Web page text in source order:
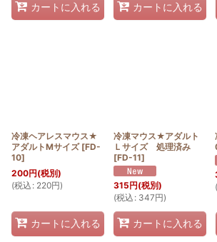
カートに入れる カートに入れる
冷凍ヘアレスマウス★
アダルトMサイズ [FD-
10]
200円(税別)
(税込 : 220円)
カートに入れる
冷凍マウス★アダルト
Ｌサイズ 処理済み
[FD-11]
315円(税別)
(税込 : 347円)
カートに入れる